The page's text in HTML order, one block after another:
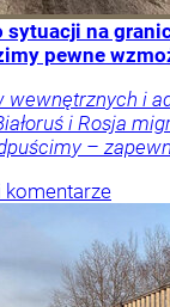
sytuacji na
pewne
i
i Rosja
–
komentarze